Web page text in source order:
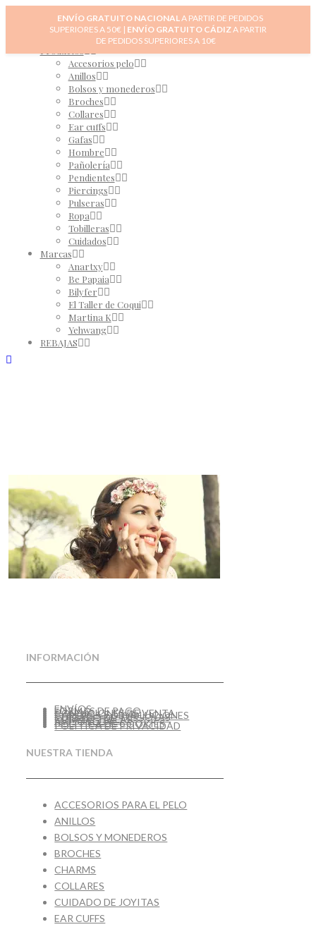
Novedades
Accesorios pelo
Anillos
Bolsos y monederos
Broches
Collares
Ear cuffs
Gafas
Hombre
Pañolería
Pendientes
Piercings
Pulseras
Ropa
Tobilleras
Cuidados
Marcas
Anartxy
Be Papaia
Bilyfer
El Taller de Coqui
Martina K
Yehwang
REBAJAS
INFORMACIÓN
ENVÍOS
FORMAS DE PAGO
CONDICIONES DE VENTA
CAMBIOS Y DEVOLUCIONES
CUIDADO DE TUS JOYAS
GUÍA DE TALLAS
AVISO LEGAL
POLÍTICA DE COOKIES
POLÍTICA DE PRIVACIDAD
NUESTRA TIENDA
ACCESORIOS PARA EL PELO
ANILLOS
BOLSOS Y MONEDEROS
BROCHES
CHARMS
COLLARES
CUIDADO DE JOYITAS
EAR CUFFS
ENVÍO GRATUITO NACIONALA PARTIR DE PEDIDOS
SUPERIORES A 50€ | ENVÍO GRATUITO CÁDIZA PARTIR
DE PEDIDOS SUPERIORES A 10€